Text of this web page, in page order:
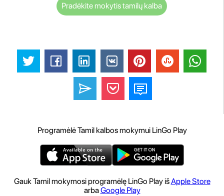
Pradėkite mokytis tamilų kalba
Programėlė Tamil kalbos mokymui LinGo Play
Gauk Tamil mokymosi programėlę LinGo Play išApple Store
arbaGoogle Play